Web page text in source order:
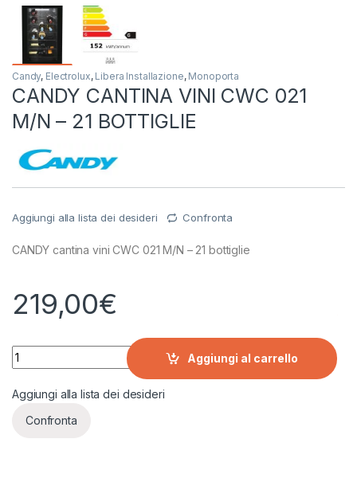
Candy, Electrolux, Libera Installazione, Monoporta
CANDY CANTINA VINI CWC 021
M/N – 21 BOTTIGLIE
Aggiungi alla lista dei desideri Confronta
CANDY cantina vini CWC 021 M/N – 21 bottiglie
219,00€
CANDY CANTINA VINI CWC 021 M/N - 21 BOTTIGLIE quantity
Aggiungi al carrello
Aggiungi alla lista dei desideri
Confronta